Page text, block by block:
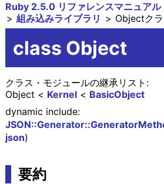
Ruby 2.5.0 リファレンスマニュアル
組み込みライブラリ
Objectク
class Object
クラス・モジュールの継承リスト:
BasicObject
Kernel
Object
dynamic include:
json)
要約